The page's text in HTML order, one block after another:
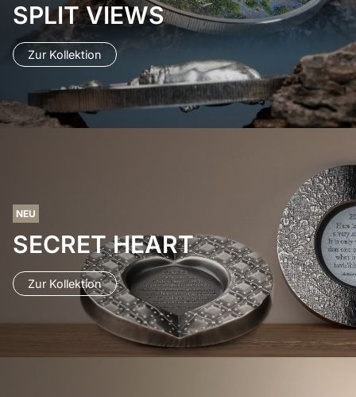
SPLIT VIEWS
Zur Kollektion
NEU
SECRET HEART
Zur Kollektion